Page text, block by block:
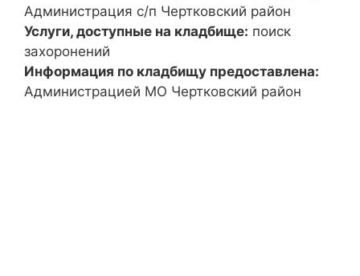
Администрация с/п Чертковский район
Услуги, доступные на кладбище: поиск
захоронений
Информация по кладбищу предоставлена:
Администрацией МО Чертковский район